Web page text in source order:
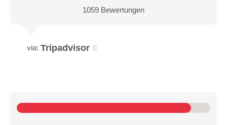
1059 Bewertungen
via: Tripadvisor